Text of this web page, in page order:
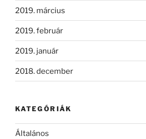
2019. március
2019. február
2019. január
2018. december
KATEGÓRIÁK
Általános